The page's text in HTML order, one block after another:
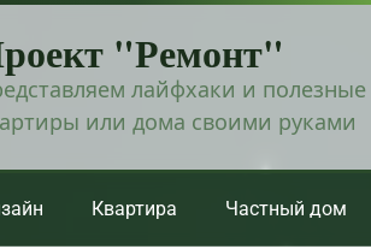
"Ремонт"
лайфхаки и
или дома своими руками
Квартира Частный дом